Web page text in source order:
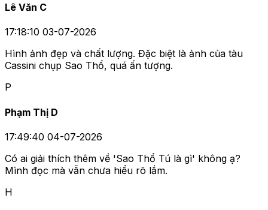
Lê Văn C
17:18:10 03-07-2026
Hình ảnh đẹp và chất lượng. Đặc biệt là ảnh của tàu
Cassini chụp Sao Thổ, quá ấn tượng.
P
Phạm Thị D
17:49:40 04-07-2026
Có ai giải thích thêm về 'Sao Thổ Tú là gì' không ạ?
Mình đọc mà vẫn chưa hiểu rõ lắm.
H